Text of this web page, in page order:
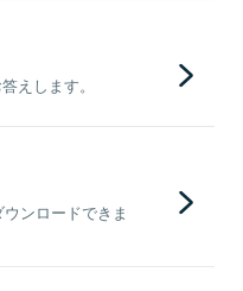
えします。
ンロードできま